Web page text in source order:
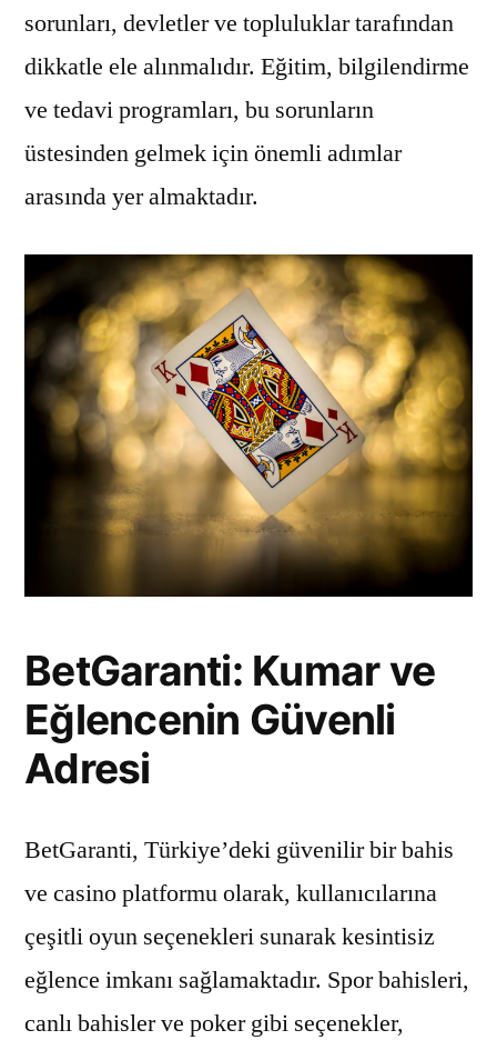
sorunları, devletler ve topluluklar tarafından
dikkatle ele alınmalıdır. Eğitim, bilgilendirme
ve tedavi programları, bu sorunların
üstesinden gelmek için önemli adımlar
arasında yer almaktadır.
BetGaranti: Kumar ve
Eğlencenin Güvenli
Adresi
BetGaranti, Türkiye’deki güvenilir bir bahis
ve casino platformu olarak, kullanıcılarına
çeşitli oyun seçenekleri sunarak kesintisiz
eğlence imkanı sağlamaktadır. Spor bahisleri,
canlı bahisler ve poker gibi seçenekler,